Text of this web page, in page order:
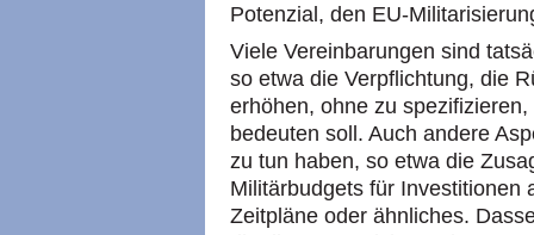
Potenzial, den EU-
Viele Vereinbarungen sind
so etwa die Verpflichtung, die
erhöhen, ohne zu
bedeuten soll. Auch andere
zu tun haben, so etwa die
Militärbudgets für Investitionen
Zeitpläne oder ähnliches.